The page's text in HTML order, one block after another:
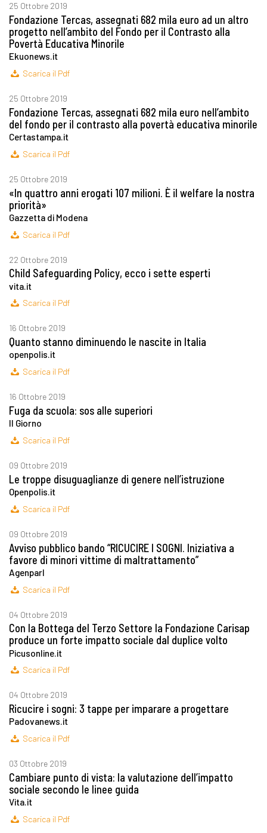
25 Ottobre 2019
Fondazione Tercas, assegnati 682 mila euro ad un altro
progetto nell’ambito del Fondo per il Contrasto alla
Povertà Educativa Minorile
Ekuonews.it
Scarica il Pdf
25 Ottobre 2019
Fondazione Tercas, assegnati 682 mila euro nell’ambito
del fondo per il contrasto alla povertà educativa minorile
Certastampa.it
Scarica il Pdf
25 Ottobre 2019
«In quattro anni erogati 107 milioni. È il welfare la nostra
priorità»
Gazzetta di Modena
Scarica il Pdf
22 Ottobre 2019
Child Safeguarding Policy, ecco i sette esperti
vita.it
Scarica il Pdf
16 Ottobre 2019
Quanto stanno diminuendo le nascite in Italia
openpolis.it
Scarica il Pdf
16 Ottobre 2019
Fuga da scuola: sos alle superiori
Il Giorno
Scarica il Pdf
09 Ottobre 2019
Le troppe disuguaglianze di genere nell’istruzione
Openpolis.it
Scarica il Pdf
09 Ottobre 2019
Avviso pubblico bando “RICUCIRE I SOGNI. Iniziativa a
favore di minori vittime di maltrattamento”
Agenparl
Scarica il Pdf
04 Ottobre 2019
Con la Bottega del Terzo Settore la Fondazione Carisap
produce un forte impatto sociale dal duplice volto
Picusonline.it
Scarica il Pdf
04 Ottobre 2019
Ricucire i sogni: 3 tappe per imparare a progettare
Padovanews.it
Scarica il Pdf
03 Ottobre 2019
Cambiare punto di vista: la valutazione dell’impatto
sociale secondo le linee guida
Vita.it
Scarica il Pdf